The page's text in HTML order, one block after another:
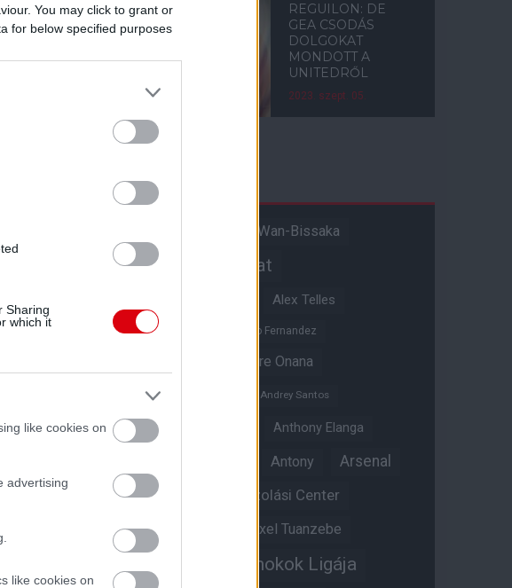
You may click to grant or
for below specified purposes
Sharing
which it
like cookies on
advertising
like cookies on
REGUILON: DE
GEA CSODÁS
DOLGOKAT
MONDOTT A
UNITEDRŐL
2023. szept. 05.
Aaron Wan-Bissaka
Akadémiai csapat
Alex Telles
Altay Bayindir Alvaro Fernandez
Andre Onana
Andreas Pereira
Andrey Santos
Angol válogatott Anthony Elanga
Antony Arsenal
Aston Villa Átigazolási Center
Átigazolások Axel Tuanzebe
Bajnokok Ligája